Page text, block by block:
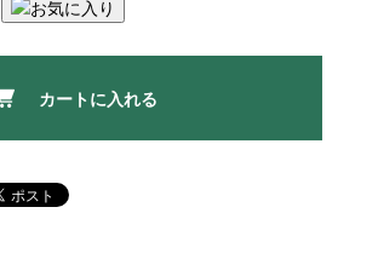
カートに入れる